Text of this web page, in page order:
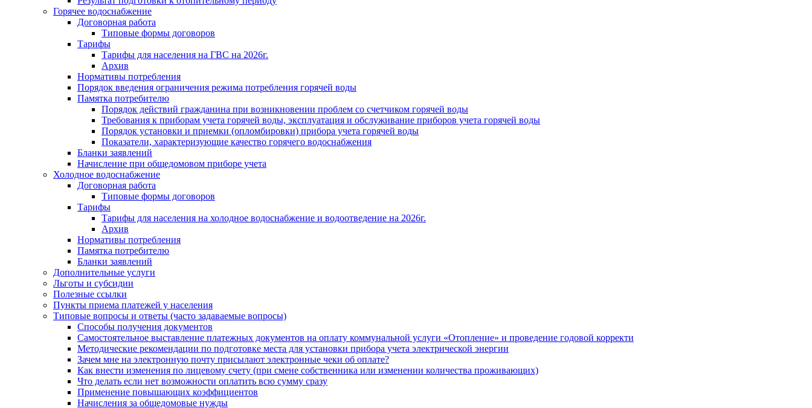
Горячее водоснабжение
Договорная работа
Типовые формы договоров
Тарифы
Тарифы для населения на ГВС на 2026г.
Архив
Нормативы потребления
Порядок введения ограничения режима потребления горячей воды
Памятка потребителю
Порядок действий гражданина при возникновении проблем со счетчиком горячей воды
Требования к приборам учета горячей воды, эксплуатация и обслуживание приборов учета горячей воды
Порядок установки и приемки (опломбировки) прибора учета горячей воды
Показатели, характеризующие качество горячего водоснабжения
Бланки заявлений
Начисление при общедомовом приборе учета
Холодное водоснабжение
Договорная работа
Типовые формы договоров
Тарифы
Тарифы для населения на холодное водоснабжение и водоотведение на 2026г.
Архив
Нормативы потребления
Памятка потребителю
Бланки заявлений
Дополнительные услуги
Льготы и субсидии
Полезные ссылки
Пункты приема платежей у населения
Типовые вопросы и ответы (часто задаваемые вопросы)
Способы получения документов
Самостоятельное выставление платежных документов на оплату коммунальной услуги «Отопление» и проведение годовой корректи
Методические рекомендации по подготовке места для установки прибора учета электрической энергии
Зачем мне на электронную почту присылают электронные чеки об оплате?
Как внести изменения по лицевому счету (при смене собственника или изменении количества проживающих)
Что делать если нет возможности оплатить всю сумму сразу
Применение повышающих коэффициентов
Начисления за общедомовые нужды